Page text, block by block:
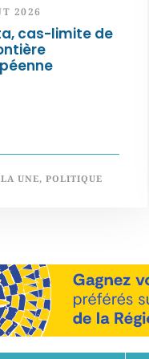
2026
cas-limite de
UNE, POLITIQUE